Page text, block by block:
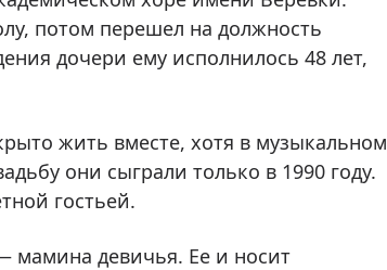
потом перешел на должность
дочери ему исполнилось 48 лет,
жить вместе, хотя в музыкальном
они сыграли только в 1990 году.
гостьей.
мамина девичья. Ее и носит